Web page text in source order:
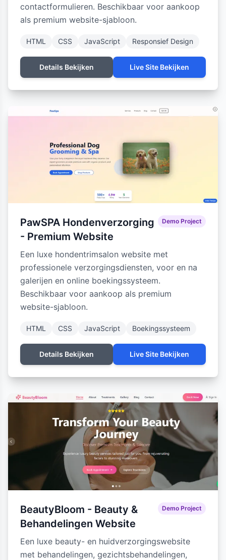
contactformulieren. Beschikbaar voor aankoop
als premium website-sjabloon.
HTML CSS JavaScript Responsief Design
Details Bekijken Live Site Bekijken
PawSPA Hondenverzorging
- Premium Website
Demo Project
Een luxe hondentrimsalon website met
professionele verzorgingsdiensten, voor en na
galerijen en online boekingssysteem.
Beschikbaar voor aankoop als premium
website-sjabloon.
HTML CSS JavaScript Boekingssysteem
Details Bekijken Live Site Bekijken
BeautyBloom - Beauty &
Behandelingen Website
Demo Project
Een luxe beauty- en huidverzorgingswebsite
met behandelingen, gezichtsbehandelingen,